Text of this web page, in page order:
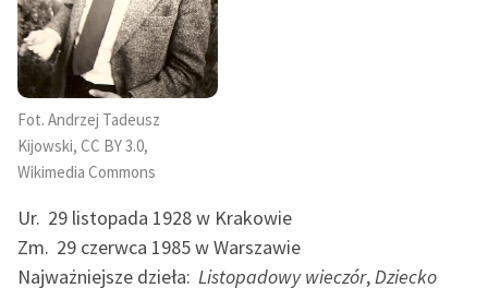
feministycznej
Ręce pełne poezji
Kolekcje edukacyjne
twórców przechodzących
do domeny publicznej,
Starego Testamentu
Odkurzamy bohaterów
Fot. Andrzej Tadeusz
Kijowski, CC BY 3.0,
Wikimedia Commons
Ur. 29 listopada 1928 w Krakowie
Zm. 29 czerwca 1985 w Warszawie
Najważniejsze dzieła: Listopadowy wieczór,Dziecko